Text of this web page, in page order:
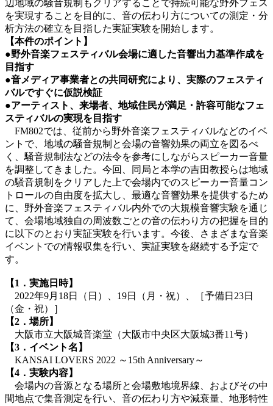
辺地域の騒音規制もクリアすることで持続可能な野外フェス
を実現することを目的に、音の伝わり方についての測定・分
析方法の確立を目指した実証実験を開始します。
【本件のポイント】
●野外音楽フェスティバル会場に適した音響出力基準作成を
目指す
●音メディア事業者との共同研究により、実際のフェスティ
バルですぐに仮説検証
●アーティスト、来場者、地域住民が満足・許容可能なフェ
スティバルの実現を目指す
FM802では、従前から野外音楽フェスティバルなどのイベ
ントで、地域の騒音規制と会場の音響効果の両立を図るべ
く、騒音規制法などの法令を参考にしながらスピーカー音量
を調整してきました。今回、同局と本学の吉田教授らは地域
の騒音規制をクリアした上で会場内でのスピーカー音量コン
トロールの自由度を拡大し、最適な音響効果を提供するため
に、野外音楽フェスティバル内外での大規模音響実験を通じ
て、会場地域独自の周波数ごとの音の伝わり方の把握を目的
に以下のとおり実証実験を行います。今後、さまざまな音楽
イベントでの情報収集を行い、実証実験を継続する予定で
す。
【1．実施日時】
2022年9月18日（日）、19日（月・祝）、［予備日23日
（金・祝）］
【2．場所】
大阪市立大阪城音楽堂（大阪市中央区大阪城3番11号）
【3．イベント名】
KANSAI LOVERS 2022 ～15th Anniversary～
【4．実験内容】
会場内の音源となる場所と会場敷地境界線、およびその中
間地点で集音測定を行い、音の伝わり方や減衰量、地形特性